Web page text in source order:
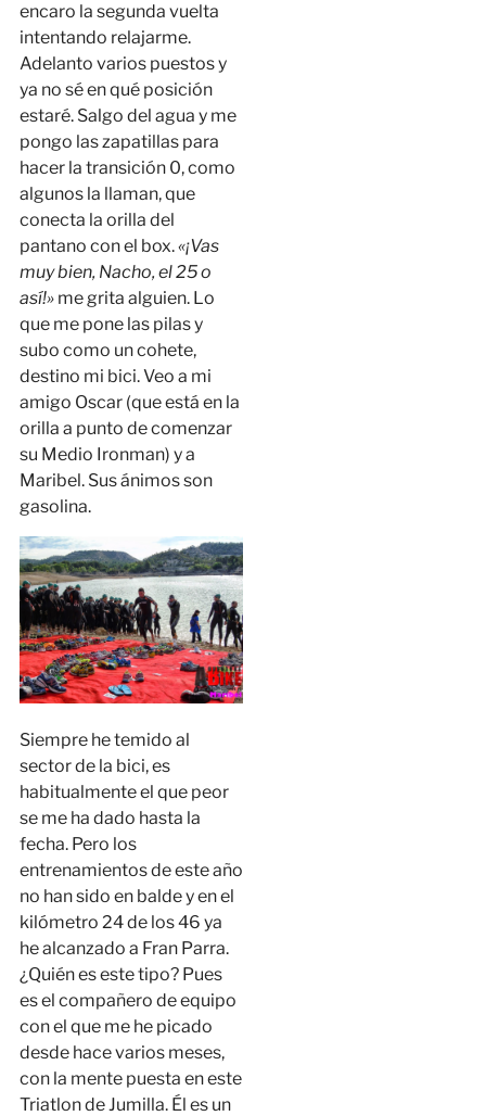
encaro la segunda vuelta
intentando relajarme.
Adelanto varios puestos y
ya no sé en qué posición
estaré. Salgo del agua y me
pongo las zapatillas para
hacer la transición 0, como
algunos la llaman, que
conecta la orilla del
pantano con el box.«¡Vas
muy bien, Nacho, el 25 o
así!»me grita alguien. Lo
que me pone las pilas y
subo como un cohete,
destino mi bici. Veo a mi
amigo Oscar (que está en la
orilla a punto de comenzar
su Medio Ironman) y a
Maribel. Sus ánimos son
gasolina.
Siempre he temido al
sector de la bici, es
habitualmente el que peor
se me ha dado hasta la
fecha. Pero los
entrenamientos de este año
no han sido en balde y en el
kilómetro 24 de los 46 ya
he alcanzado a Fran Parra.
¿Quién es este tipo? Pues
es el compañero de equipo
con el que me he picado
desde hace varios meses,
con la mente puesta en este
Triatlon de Jumilla. Él es un